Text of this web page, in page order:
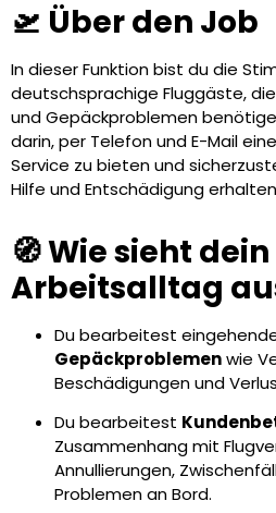
🛫 Über den Job
In dieser Funktion bist du die
deutschsprachige Fluggäste,
und Gepäckproblemen
darin, per Telefon und E-Mail
Service zu bieten und
Hilfe und Entschädigung
🧭 Wie sieht dein
Arbeitsalltag
Du bearbeitest
Gepäckproblemenwie
Beschädigungen und
Du bearbeitest
Zusammenhang mit
Annullierungen,
Problemen an Bord.